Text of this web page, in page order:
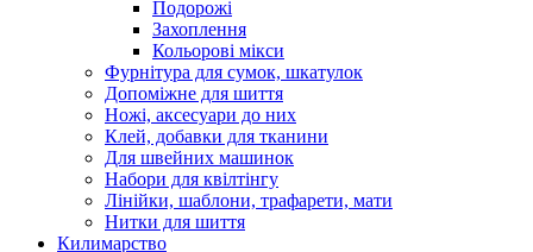
Подорожі
Захоплення
Кольорові мікси
Фурнітура для сумок, шкатулок
Допоміжне для шиття
Ножі, аксесуари до них
Клей, добавки для тканини
Для швейних машинок
Набори для квілтінгу
Лінійки, шаблони, трафарети, мати
Нитки для шиття
Килимарство